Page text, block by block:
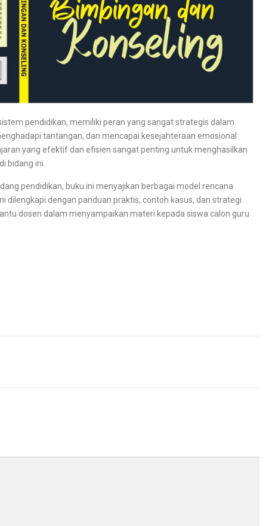
pendidikan, memiliki peran yang sangat strategis dalam
tantangan, dan mencapai kesejahteraan emosional
yang efektif dan efisien sangat penting untuk menghasilkan
bidang ini.
pendidikan, buku ini menyajikan berbagai model rencana
dilengkapi dengan panduan praktis, contoh kasus, dan strategi
dosen dalam menyampaikan materi kepada siswa calon guru